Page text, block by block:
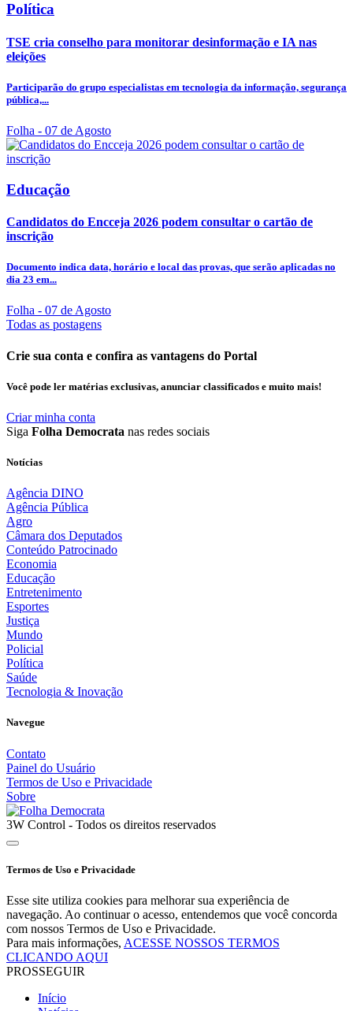
Política
TSE cria conselho para monitorar desinformação e IA nas
eleições
Participarão do grupo especialistas em tecnologia da informação, segurança
pública,...
Folha - 07 de Agosto
Educação
Candidatos do Encceja 2026 podem consultar o cartão de
inscrição
Documento indica data, horário e local das provas, que serão aplicadas no
dia 23 em...
Folha - 07 de Agosto
Todas as postagens
Crie sua conta e confira as vantagens do Portal
Você pode ler matérias exclusivas, anunciar classificados e muito mais!
Criar minha conta
Siga Folha Democrata nas redes sociais
Notícias
Agência DINO
Agência Pública
Agro
Câmara dos Deputados
Conteúdo Patrocinado
Economia
Educação
Entretenimento
Esportes
Justiça
Mundo
Policial
Política
Saúde
Tecnologia & Inovação
Navegue
Contato
Painel do Usuário
Termos de Uso e Privacidade
Sobre
3W Control - Todos os direitos reservados
Termos de Uso e Privacidade
Esse site utiliza cookies para melhorar sua experiência de
navegação. Ao continuar o acesso, entendemos que você concorda
com nossos Termos de Uso e Privacidade.
Para mais informações, ACESSE NOSSOS TERMOS
CLICANDO AQUI
PROSSEGUIR
Início